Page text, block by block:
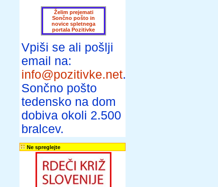
Želim prejemati
Sončno pošto in
novice spletnega
portala Pozitivke
Vpiši se ali pošlji
email na:
info@pozitivke.net.
Sončno pošto
tedensko na dom
dobiva okoli 2.500
bralcev.
Ne spreglejte